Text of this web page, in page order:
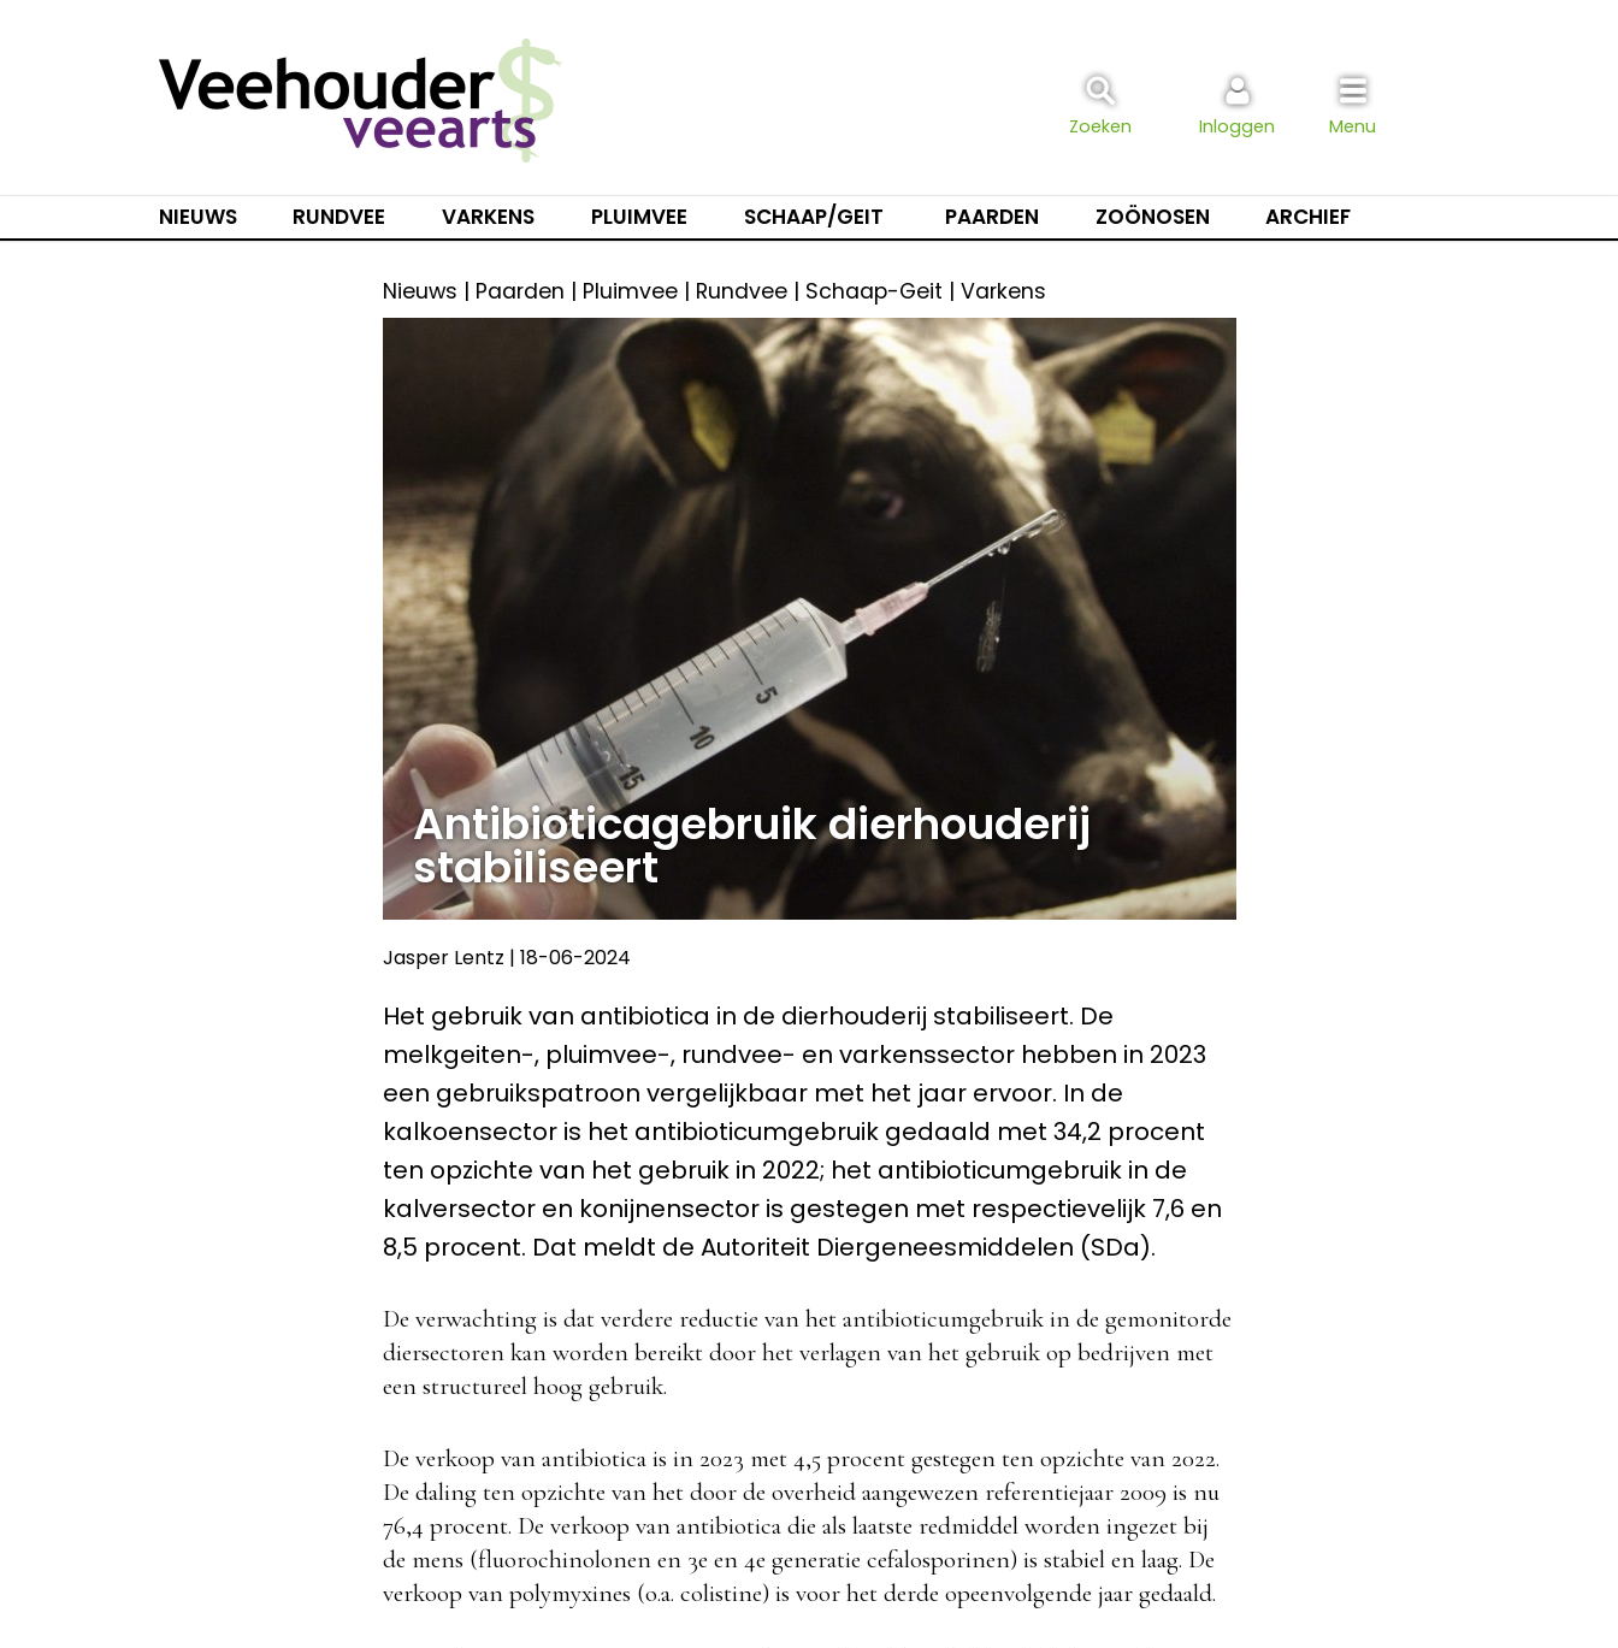
Zoeken Inloggen Menu
NIEUWS RUNDVEE VARKENS PLUIMVEE SCHAAP/GEIT PAARDEN ZOÖNOSEN ARCHIEF
Nieuws | Paarden | Pluimvee | Rundvee | Schaap-Geit | Varkens
Antibioticagebruik dierhouderij
stabiliseert
Jasper Lentz | 18-06-2024
Het gebruik van antibiotica in de dierhouderij stabiliseert. De
melkgeiten-, pluimvee-, rundvee- en varkenssector hebben in 2023
een gebruikspatroon vergelijkbaar met het jaar ervoor. In de
kalkoensector is het antibioticumgebruik gedaald met 34,2 procent
ten opzichte van het gebruik in 2022; het antibioticumgebruik in de
kalversector en konijnensector is gestegen met respectievelijk 7,6 en
8,5 procent. Dat meldt de Autoriteit Diergeneesmiddelen (SDa).
De verwachting is dat verdere reductie van het antibioticumgebruik in de gemonitorde
diersectoren kan worden bereikt door het verlagen van het gebruik op bedrijven met
een structureel hoog gebruik.
De verkoop van antibiotica is in 2023 met 4,5 procent gestegen ten opzichte van 2022.
De daling ten opzichte van het door de overheid aangewezen referentiejaar 2009 is nu
76,4 procent. De verkoop van antibiotica die als laatste redmiddel worden ingezet bij
de mens (fluorochinolonen en 3e en 4e generatie cefalosporinen) is stabiel en laag. De
verkoop van polymyxines (o.a. colistine) is voor het derde opeenvolgende jaar gedaald.